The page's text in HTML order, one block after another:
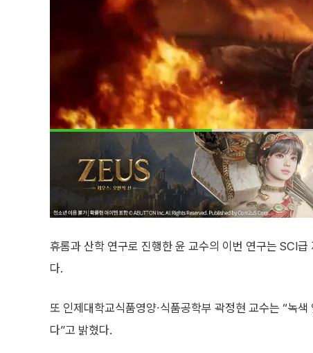
휴롬과 산학 연구로 진행한 윤 교수의 이번 연구는
다.
또 인제대학교식품영양∙식품공학부 곽정현 교수는 “녹
다”고 밝혔다.